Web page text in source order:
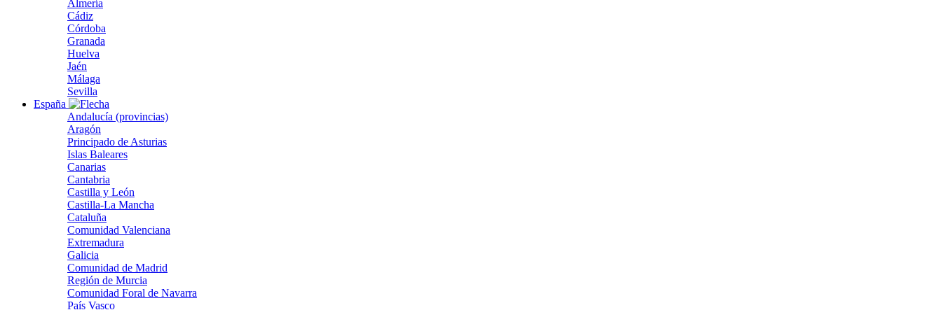
Almería
Cádiz
Córdoba
Granada
Huelva
Jaén
Málaga
Sevilla
España
Andalucía (provincias)
Aragón
Principado de Asturias
Islas Baleares
Canarias
Cantabria
Castilla y León
Castilla-La Mancha
Cataluña
Comunidad Valenciana
Extremadura
Galicia
Comunidad de Madrid
Región de Murcia
Comunidad Foral de Navarra
País Vasco